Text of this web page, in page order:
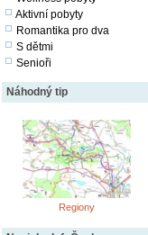
Aktivní pobyty
Romantika pro dva
S dětmi
Senioři
Náhodný tip
Regiony